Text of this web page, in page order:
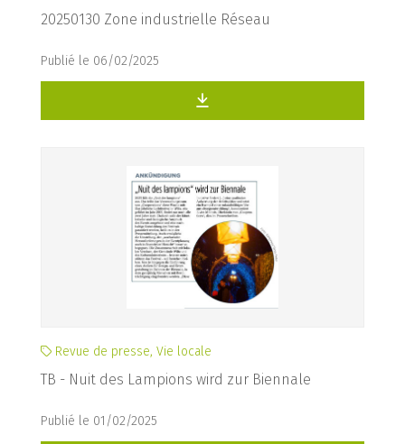
20250130 Zone industrielle Réseau
Publié le 06/02/2025
Revue de presse, Vie locale
TB - Nuit des Lampions wird zur Biennale
Publié le 01/02/2025